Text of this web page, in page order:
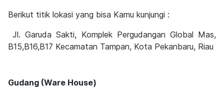
Berikut titik lokasi yang bisa Kamu kunjungi :
Jl. Garuda Sakti, Komplek Pergudangan Global Mas,
B15,B16,B17 Kecamatan Tampan, Kota Pekanbaru, Riau
Gudang (Ware House)